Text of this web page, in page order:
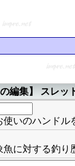
の編集】 スレ
いのハンドル
に対する釣り